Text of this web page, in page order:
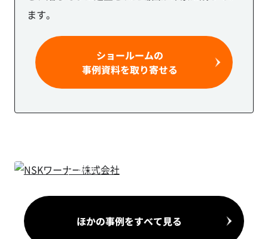
ます。
ショールームの
事例資料を取り寄せる
株式
自動
品
ほかの事例をすべて見る